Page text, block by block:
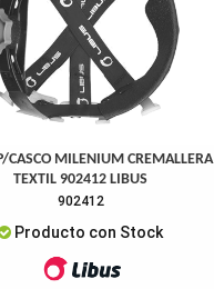
CASCO MILENIUM CREMALLERA
TEXTIL 902412 LIBUS
902412
Producto con Stock